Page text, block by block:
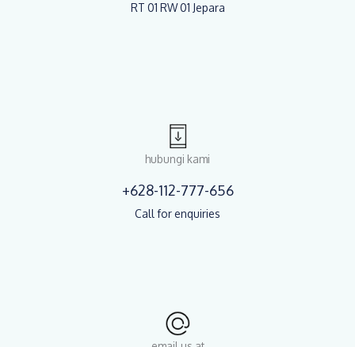
RT 01 RW 01 Jepara
hubungi kami
+628-112-777-656
Call for enquiries